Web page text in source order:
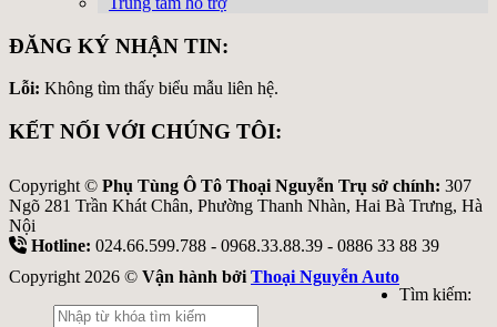
ĐĂNG KÝ NHẬN TIN:
Lỗi: Không tìm thấy biểu mẫu liên hệ.
KẾT NỐI VỚI CHÚNG TÔI:
Copyright © Phụ Tùng Ô Tô Thoại Nguyễn Trụ sở chính: 307
Ngõ 281 Trần Khát Chân, Phường Thanh Nhàn, Hai Bà Trưng, Hà
Nội
Hotline: 024.66.599.788 - 0968.33.88.39 - 0886 33 88 39
Copyright 2026 © Vận hành bởi Thoại Nguyễn Auto
Tìm kiếm: